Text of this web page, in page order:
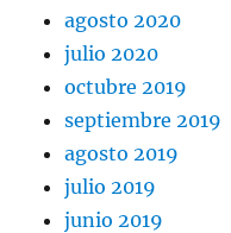
agosto 2020
julio 2020
octubre 2019
septiembre 2019
agosto 2019
julio 2019
junio 2019